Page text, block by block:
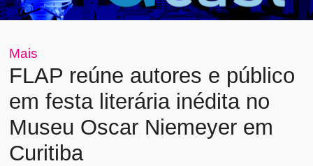
Mais
FLAP reúne autores e público
em festa literária inédita no
Museu Oscar Niemeyer em
Curitiba